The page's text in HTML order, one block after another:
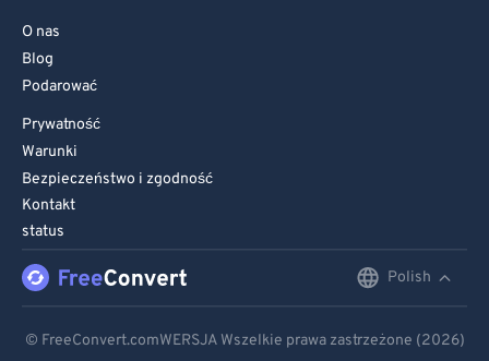
O nas
Blog
Podarować
Prywatność
Warunki
Bezpieczeństwo i zgodność
Kontakt
status
Polish
© FreeConvert.comWERSJA Wszelkie prawa zastrzeżone (2026)